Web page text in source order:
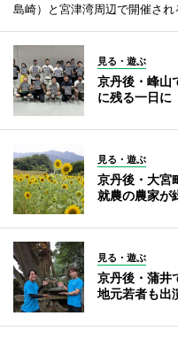
島崎）と宮津湾周辺で開催され
見る・遊ぶ
京丹後・峰
に残る一日に
見る・遊ぶ
京丹後・大
就農の農家が
見る・遊ぶ
京丹後・蒲井
地元若者も出